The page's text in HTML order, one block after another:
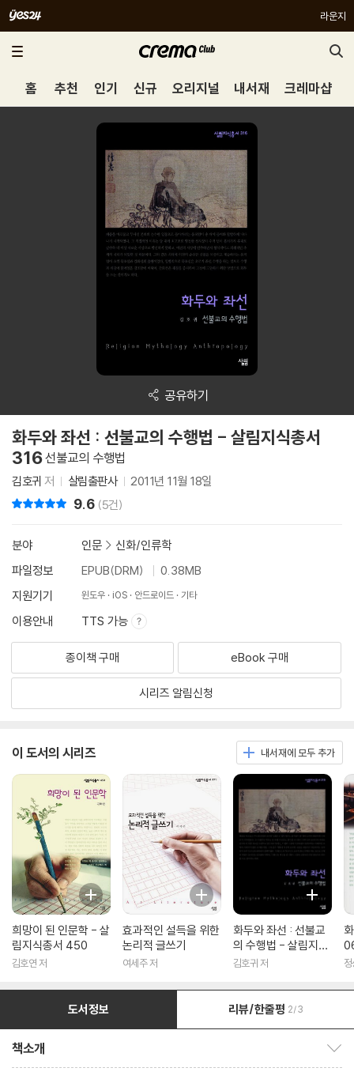
라운지
홈 추천 인기 신규 오리지널 내서재 크레마샵
공유하기
화두와 좌선 : 선불교의 수행법 - 살림지식총서
316선불교의 수행법
김호귀 저 살림출판사 2011년 11월 18일
9.6 (5건)
분야 인문 > 신화/인류학
파일정보
EPUB(DRM)
0.38MB
지원기기
윈도우 iOS 안드로이드 기타
이용안내 TTS 가능
종이책 구매 eBook 구매
시리즈 알림신청
이 도서의 시리즈 내서재에 모두 추가
희망이 된 인문학 - 살
림지식총서 450
김호연 저
효과적인 설득을 위한
논리적 글쓰기
여세주 저
화두와 좌선 : 선불교
의 수행법 - 살림지식
총서 316
김호귀 저
도서정보 리뷰/한줄평 2/3
책소개